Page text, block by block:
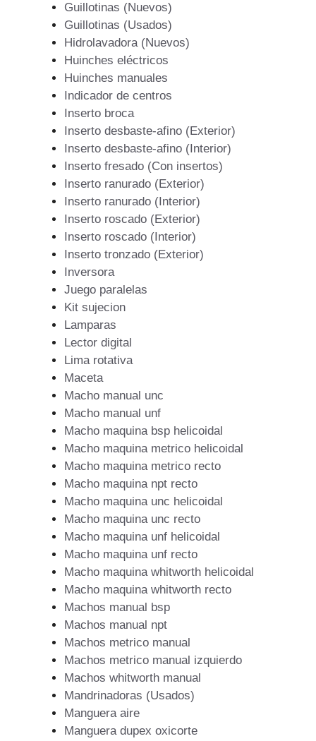
Guillotinas (Nuevos)
Guillotinas (Usados)
Hidrolavadora (Nuevos)
Huinches eléctricos
Huinches manuales
Indicador de centros
Inserto broca
Inserto desbaste-afino (Exterior)
Inserto desbaste-afino (Interior)
Inserto fresado (Con insertos)
Inserto ranurado (Exterior)
Inserto ranurado (Interior)
Inserto roscado (Exterior)
Inserto roscado (Interior)
Inserto tronzado (Exterior)
Inversora
Juego paralelas
Kit sujecion
Lamparas
Lector digital
Lima rotativa
Maceta
Macho manual unc
Macho manual unf
Macho maquina bsp helicoidal
Macho maquina metrico helicoidal
Macho maquina metrico recto
Macho maquina npt recto
Macho maquina unc helicoidal
Macho maquina unc recto
Macho maquina unf helicoidal
Macho maquina unf recto
Macho maquina whitworth helicoidal
Macho maquina whitworth recto
Machos manual bsp
Machos manual npt
Machos metrico manual
Machos metrico manual izquierdo
Machos whitworth manual
Mandrinadoras (Usados)
Manguera aire
Manguera dupex oxicorte